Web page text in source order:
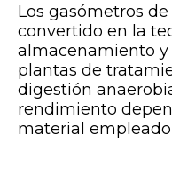
Los gasómetros
convertido en la
almacenamiento
plantas de
digestión
rendimiento
material empleado